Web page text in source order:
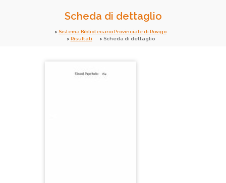
Scheda di dettaglio
Sistema Bibliotecario Provinciale di Rovigo
Risultati
Scheda di dettaglio